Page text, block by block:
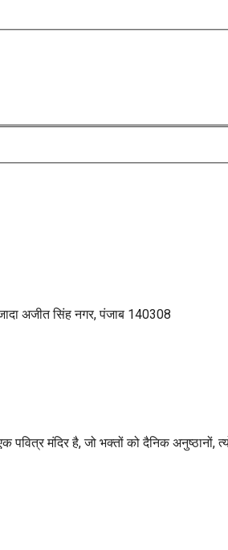
अजीत सिंह नगर, पंजाब 140308
पवित्र मंदिर है, जो भक्तों को दैनिक अनुष्ठानों,